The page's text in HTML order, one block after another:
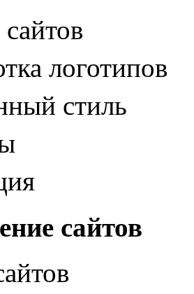
логотипов
стиль
сайтов